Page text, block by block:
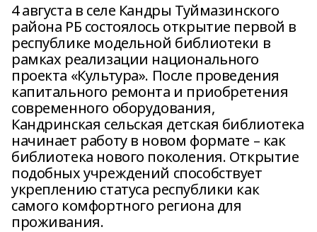
4 августа в селе Кандры Туймазинского
района РБ состоялось открытие первой в
республике модельной библиотеки в
рамках реализации национального
проекта «Культура». После проведения
капитального ремонта и приобретения
современного оборудования,
Кандринская сельская детская библиотека
начинает работу в новом формате – как
библиотека нового поколения. Открытие
подобных учреждений способствует
укреплению статуса республики как
самого комфортного региона для
проживания.